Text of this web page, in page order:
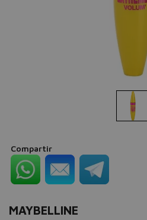
Compartir
MAYBELLINE